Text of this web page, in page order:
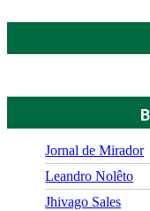
Jornal de Mirador
Leandro Nolêto
Jhivago Sales